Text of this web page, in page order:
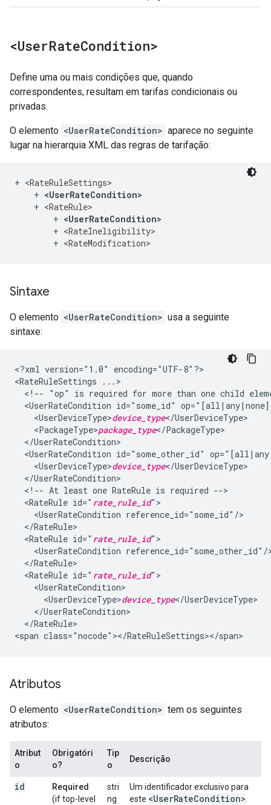
<UserRateCondition>
Define uma ou mais condições que, quando
correspondentes, resultam em tarifas condicionais ou
privadas.
O elemento <UserRateCondition> aparece no seguinte
lugar na hierarquia XML das regras de tarifação:
+ <RateRuleSettings>
    +
<UserRateCondition>
    +
<RateRule>
        +
<UserRateCondition>
        +
<RateIneligibility>
        +
<RateModification>
Sintaxe
O elemento <UserRateCondition> usa a seguinte
sintaxe:
<?xml version="1.0"
encoding="UTF-8"?>
<RateRuleSettings
<!--
"op" is required for more than one child
<UserRateCondition id="some_id"
<UserDeviceType>device_type
<PackageType>package_type
<UserRateCondition id="some_other_id"
<UserDeviceType>device_type
<!-- At least one RateRule is required
<RateRule id=" rate_rule_id
<UserRateCondition
<RateRule id=" rate_rule_id
<UserRateCondition
<RateRule id=" rate_rule_id
<UserDeviceType>device_type
</RateRule>
<span
Atributos
O elemento <UserRateCondition> tem os seguintes
atributos:
Atribut
o
Obrigatóri
o?
Tip
o
Descrição
id
Required
(if top-level
stri
ng
Um identificador exclusivo para
este <UserRateCondition>